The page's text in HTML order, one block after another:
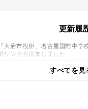
更新履
大府市役所、名古屋国際中
リンクを追加しました
すべてを見